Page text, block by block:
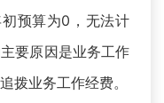
预算为0，无法计
要原因是业务工作
拨业务工作经费。